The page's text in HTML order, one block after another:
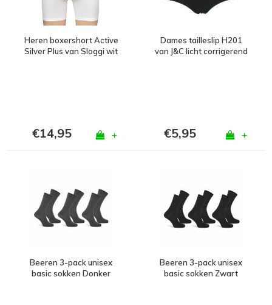
Heren boxershort Active
Silver Plus van Sloggi wit
€14,95 +
Dames tailleslip H201
van J&C licht corrigerend
€5,95 +
Beeren 3-pack unisex
basic sokken Donker
Beeren 3-pack unisex
basic sokken Zwart